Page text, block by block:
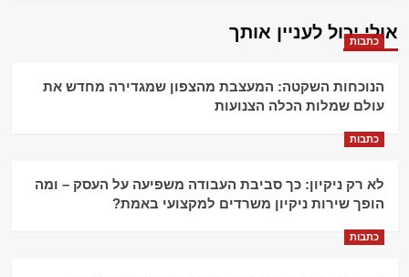
אולי יכול לעניין אותך
כתבות
הנוכחות השקטה: המעצבת מהצפון שמגדירה מחדש את
עולם שמלות הכלה הצנועות
כתבות
לא רק ניקיון: כך סביבת העבודה משפיעה על העסק – ומה
הופך שירות ניקיון משרדים למקצועי באמת?
כתבות